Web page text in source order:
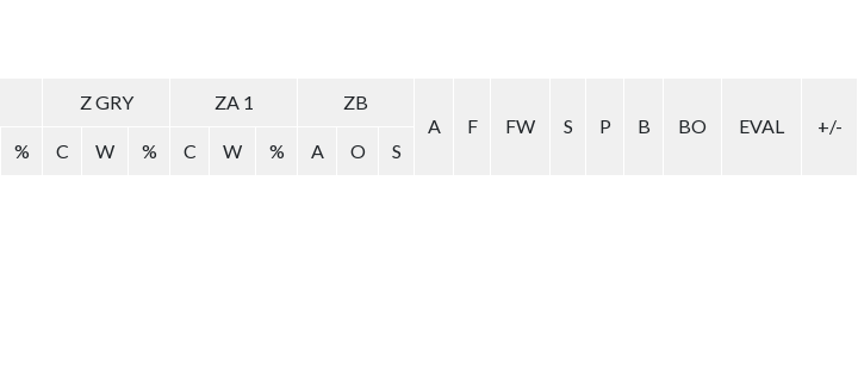
Z GRY ZA 1
ZB
A
F FW S P B BO EVAL
+/-
% C W % C W % A O S